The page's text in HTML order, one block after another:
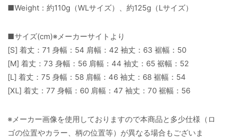
■Weight：約110g（WLサイズ）、約125g（Lサイズ）
■サイズ(cm)※メーカーサイトより
[S] 着丈：71 身幅：54 肩幅：42 袖丈：63 裾幅：50
[M] 着丈：73 身幅：56 肩幅：44 袖丈：65 裾幅：52
[L] 着丈：75 身幅：58 肩幅：46 袖丈：68 裾幅：54
[XL] 着丈：77 身幅：60 肩幅：47 袖丈：70 裾幅：56
※メーカー画像を使用しておりますので本商品と多少仕様（ロ
ゴの位置やカラー、柄の位置等）が異なる場合もございま